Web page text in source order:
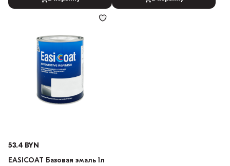
53.4 BYN
EASICOAT Базовая эмаль 1л